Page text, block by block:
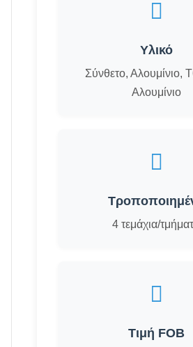
Υλικό
Σύνθετο, Αλουμίνιο,
Αλουμίνιο
4 τεμάχια/
Τιμή FOB